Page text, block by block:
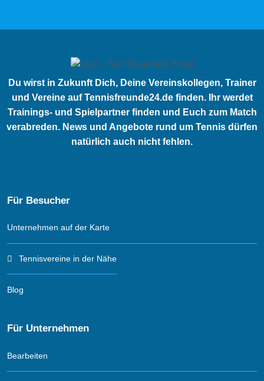
Du wirst in Zukunft Dich, Deine Vereinskollegen, Trainer
und Vereine auf Tennisfreunde24.de finden. Ihr werdet
Trainings- und Spielpartner finden und Euch zum Match
verabreden. News und Angebote rund um Tennis dürfen
natürlich auch nicht fehlen.
Für Besucher
Unternehmen auf der Karte
Tennisvereine in der Nähe
Blog
Für Unternehmen
Bearbeiten